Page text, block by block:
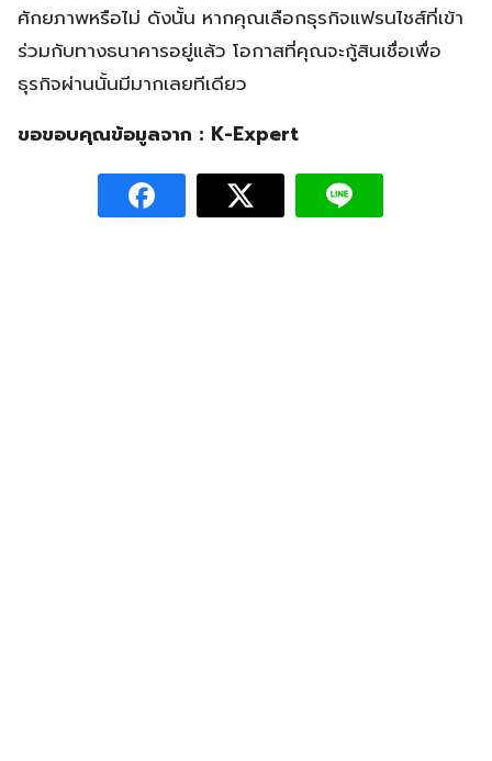
ศักยภาพหรือไม่ ดังนั้น หากคุณเลือกธุรกิจแฟรนไชส์ที่เข้า
ร่วมกับทางธนาคารอยู่แล้ว โอกาสที่คุณจะกู้สินเชื่อเพื่อ
ธุรกิจผ่านนั้นมีมากเลยทีเดียว
ขอขอบคุณข้อมูลจาก : K-Expert